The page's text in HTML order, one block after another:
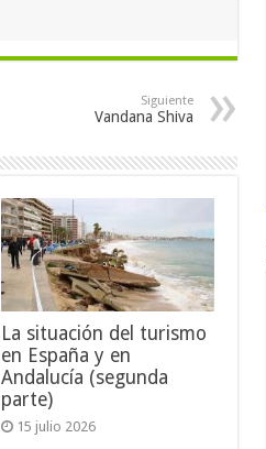
Siguiente
Vandana Shiva
La situación del turismo
en España y en
Andalucía (segunda
parte)
15 julio 2026